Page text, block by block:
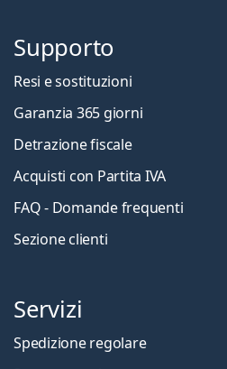
Supporto
Resi e sostituzioni
Garanzia 365 giorni
Detrazione fiscale
Acquisti con Partita IVA
FAQ - Domande frequenti
Sezione clienti
Servizi
Spedizione regolare